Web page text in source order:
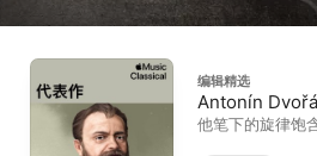
编辑精选
Antonín
他笔下的旋律饱